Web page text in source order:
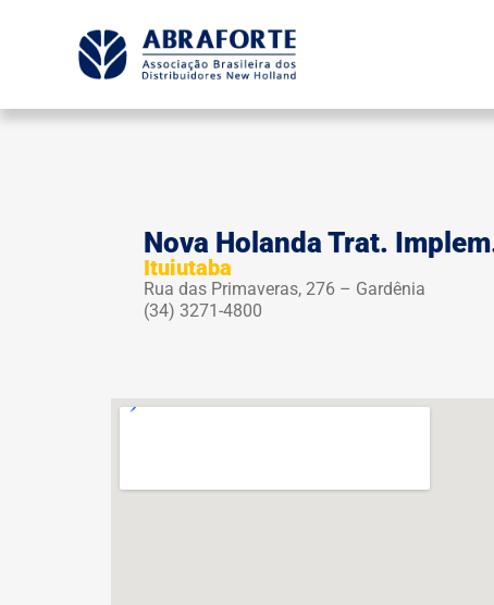
Nova Holanda Trat.
Ituiutaba
Rua das Primaveras, 276 – Gardênia
(34) 3271-4800